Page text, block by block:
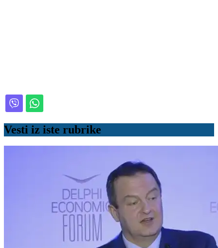
Vesti iz iste rubrike